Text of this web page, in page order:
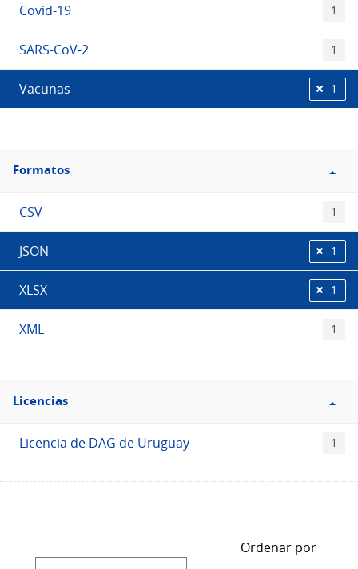
Covid-19 1
SARS-CoV-2 1
Vacunas 1
Filtro
Formatos
Formatos
CSV 1
JSON 1
XLSX 1
XML 1
Filtro
Licencias
Licencias
Licencia de DAG de Uruguay 1
Ordenar por